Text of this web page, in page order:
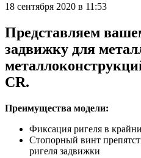
18 сентября 2020 в 11:53
Представляем
задвижку для
CR.
Преимущества модели:
Фиксация ригеля в
Стопорный винт
ригеля задвижки